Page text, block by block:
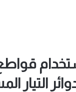
قواطع